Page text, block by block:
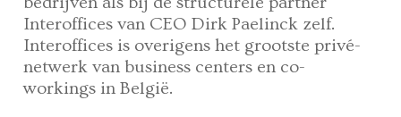
Interoffices van CEO Dirk Paelinck zelf.
Interoffices is overigens het grootste privé-
netwerk van business centers en co-
workings in België.